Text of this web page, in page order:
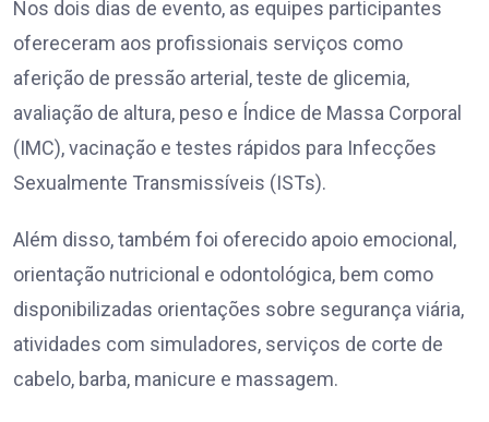
Nos dois dias de evento, as equipes participantes
ofereceram aos profissionais serviços como
aferição de pressão arterial, teste de glicemia,
avaliação de altura, peso e Índice de Massa Corporal
(IMC), vacinação e testes rápidos para Infecções
Sexualmente Transmissíveis (ISTs).
Além disso, também foi oferecido apoio emocional,
orientação nutricional e odontológica, bem como
disponibilizadas orientações sobre segurança viária,
atividades com simuladores, serviços de corte de
cabelo, barba, manicure e massagem.